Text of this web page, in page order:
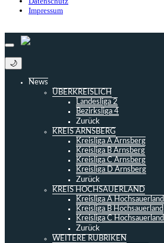
Impressum
🌙
News
ÜBERKREISLICH
Landesliga 2
Bezirksliga 4
Zurück
KREIS ARNSBERG
Kreisliga A Arnsberg
Kreisliga B Arnsberg
Kreisliga C Arnsberg
Kreisliga D Arnsberg
Zurück
KREIS HOCHSAUERLAND
Kreisliga A Hochsauerland
Kreisliga B Hochsauerland
Kreisliga C Hochsauerland
Zurück
WEITERE RUBRIKEN